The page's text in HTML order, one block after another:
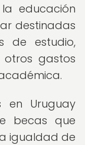
la educación
destinadas
de estudio,
otros gastos
en Uruguay
becas que
igualdad de